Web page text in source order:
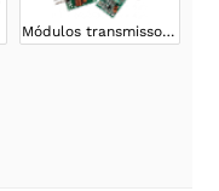
Módulos transmissores/receptores